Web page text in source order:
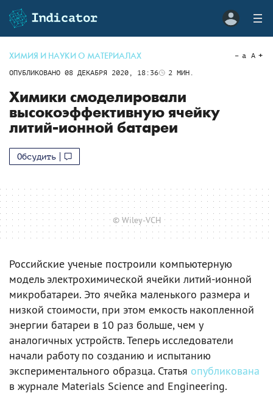
ХИМИЯ И НАУКИ О МАТЕРИАЛАХ
ОПУБЛИКОВАНО 08 ДЕКАБРЯ 2020, 18:36 2 МИН.
a A
Химики смоделировали
высокоэффективную ячейку
литий-ионной батареи
Обсудить
© Wiley-VCH
Российские ученые построили компьютерную
модель электрохимической ячейки литий-ионной
микробатареи. Это ячейка маленького размера и
низкой стоимости, при этом емкость накопленной
энергии батареи в 10 раз больше, чем у
аналогичных устройств. Теперь исследователи
начали работу по созданию и испытанию
экспериментального образца. Статья опубликована
в журнале Materials Science and Engineering.